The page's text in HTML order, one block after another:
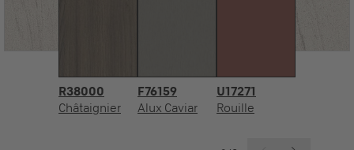
R38000
Châtaignier
F76159
Alux Caviar
U17271
Rouille